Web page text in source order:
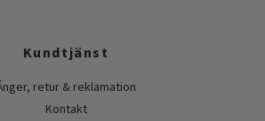
Kundtjänst
retur & reklamation
Kontakt